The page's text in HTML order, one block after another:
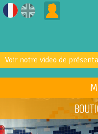
Voir notre video de